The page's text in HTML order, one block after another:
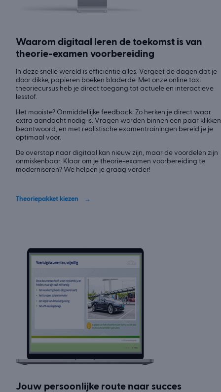
Waarom digitaal leren de toekomst is van
theorie-examen voorbereiding
In deze snelle wereld is efficiëntie alles. Vergeet de dagen dat je
door dikke, papieren boeken bladerde. Met onze online taxi
theoriecursus heb je direct toegang tot actuele en interactieve
lesstof.
Het mooiste? Onmiddellijke feedback. Zo herken je direct waar
extra aandacht nodig is. Vragen worden binnen een paar klikken
beantwoord, en met realistische examentrainingen bereid je je
optimaal voor.
De overstap naar digitaal kan nieuw zijn, maar de voordelen zijn
onmiskenbaar. Klaar om je theorie-examen voorbereiding te
moderniseren? We helpen je graag verder!
Theoriepakket kiezen
Jouw persoonlijke route naar succes